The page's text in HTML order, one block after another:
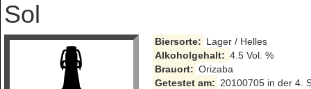
Sol
Biersorte: Lager / Helles
Alkoholgehalt: 4.5 Vol. %
Brauort: Orizaba
Getestet am: 20100705 in der 4.